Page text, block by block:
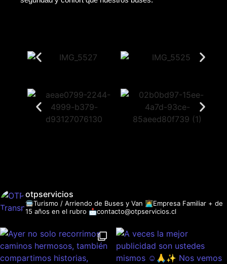
otpservicios
🚍Turismo / Arriendo de Buses y Van 👩‍💻Empresa Familiar + de
15 años en el rubro 📩contacto@otpservicios.cl